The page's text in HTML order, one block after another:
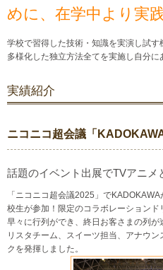
めに、在学中より実
学校で習得した技術・知識を実演し試す
多様化した独立方法全てを実施し自分に
実績紹介
ニコニコ超会議「
話題のイベント出展でTVアニメ
「ニコニコ超会議2025」で
校生が参加！限定のコラボレーション
早々に行列ができ、終日お客さまの列
リスタチーム、スイーツ担当、アナウ
クを発揮しました。